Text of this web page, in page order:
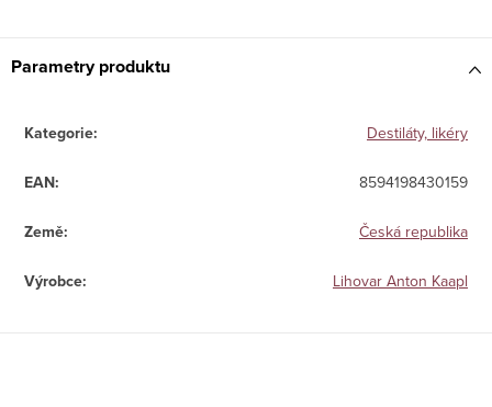
Parametry produktu
Kategorie: Destiláty, likéry
EAN: 8594198430159
Země: Česká republika
Výrobce: Lihovar Anton Kaapl